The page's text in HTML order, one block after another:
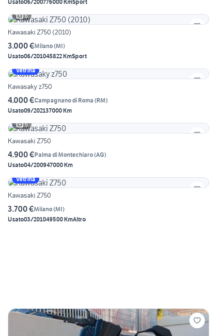
Usato06/200776000 KmSport
6
Kawasaki Z750 (2010)
3.000 €Milano(MI)
Usato06/201045822 KmSport
Vetrina
Kawasaky z750
4.000 €Campagnano di Roma (RM)
Usato09/202137000 Km
5
Kawasaki Z750
4.900 €Palma di Montechiaro(AG)
Usato04/200947000 Km
Vetrina
Kawasaki Z750
3.700 €Milano(MI)
Usato03/201049500 KmAltro